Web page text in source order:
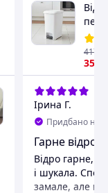
355
417
Ірина Г.
Придбано на
Гарне відро
Відро гарне,
і шукала.
замале, але